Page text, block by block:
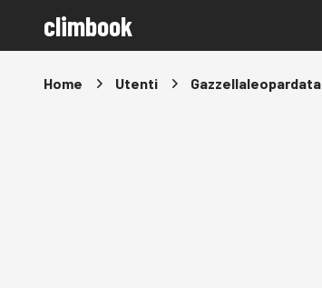
climbook
Home Utenti Gazzellaleopardata